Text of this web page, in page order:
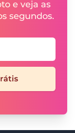
e veja as
segundos.